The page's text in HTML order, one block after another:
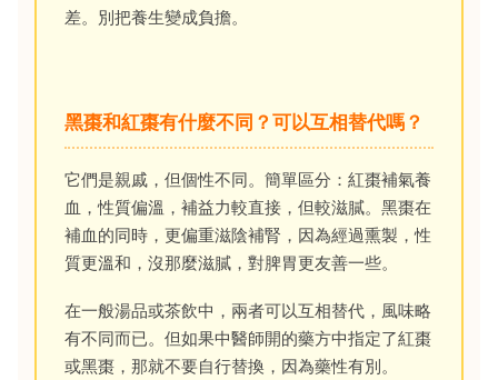
差。別把養生變成負擔。
黑棗和紅棗有什麼不同？可以互相替代嗎？
它們是親戚，但個性不同。簡單區分：紅棗補氣養
血，性質偏溫，補益力較直接，但較滋膩。黑棗在
補血的同時，更偏重滋陰補腎，因為經過熏製，性
質更溫和，沒那麼滋膩，對脾胃更友善一些。
在一般湯品或茶飲中，兩者可以互相替代，風味略
有不同而已。但如果中醫師開的藥方中指定了紅棗
或黑棗，那就不要自行替換，因為藥性有別。